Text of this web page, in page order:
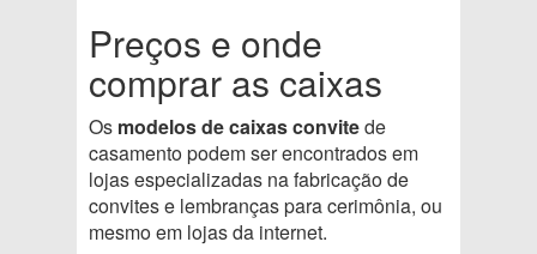
Preços e onde
comprar as caixas
Os modelos de caixas convitede
casamento podem ser encontrados em
lojas especializadas na fabricação de
convites e lembranças para cerimônia, ou
mesmo em lojas da internet.